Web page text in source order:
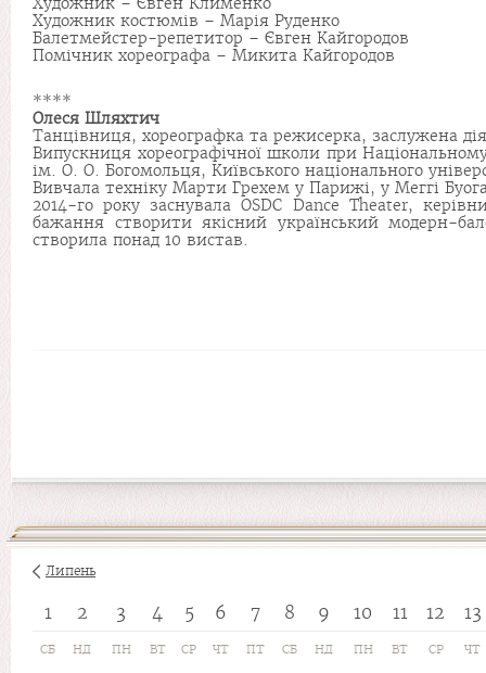
Художник костюмів – Марія Руденко
Балетмейстер-репетитор – Євген Кайгородов
Помічник хореографа – Микита Кайгородов
****
Олеся Шляхтич
Танцівниця, хореографка та режисерка, заслужена
Випускниця хореографічної школи при
ім. О. О. Богомольця, Київського національного
Вивчала техніку Марти Грехем у Парижі, у Меггі
2014-го року заснувала OSDC Dance Theater,
бажання створити якісний український модерн-
створила понад 10 вистав.
Липень
1 2 3 4 5 6 7 8 9 10 11 12 13
СБ НД ПН ВТ СР ЧТ ПТ СБ НД ПН ВТ СР ЧТ